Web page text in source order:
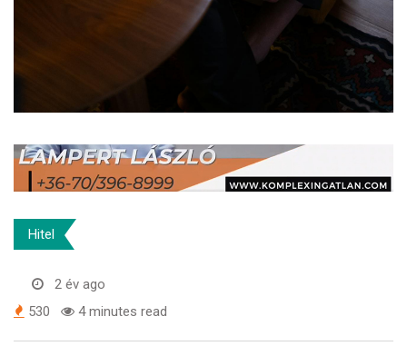
Hitel
2 év ago
530
4 minutes read